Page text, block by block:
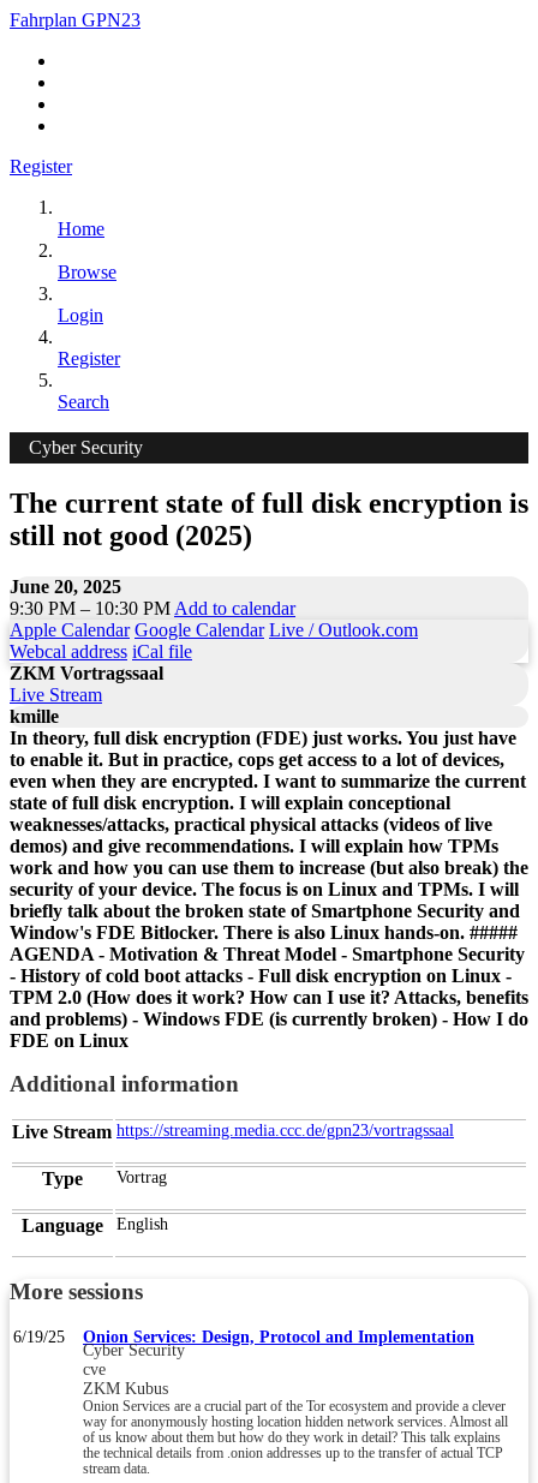
Fahrplan GPN23
Register
Home
Browse
Login
Register
Search
Cyber Security
The current state of full disk encryption is
still not good (2025)
June 20, 2025
9:30 PM – 10:30 PM Add to calendar
Apple Calendar Google Calendar Live / Outlook.com
Webcal address iCal file
ZKM Vortragssaal
Live Stream
kmille
In theory, full disk encryption (FDE) just works. You just have
to enable it. But in practice, cops get access to a lot of devices,
even when they are encrypted. I want to summarize the current
state of full disk encryption. I will explain conceptional
weaknesses/attacks, practical physical attacks (videos of live
demos) and give recommendations. I will explain how TPMs
work and how you can use them to increase (but also break) the
security of your device. The focus is on Linux and TPMs. I will
briefly talk about the broken state of Smartphone Security and
Window's FDE Bitlocker. There is also Linux hands-on. #####
AGENDA - Motivation & Threat Model - Smartphone Security
- History of cold boot attacks - Full disk encryption on Linux -
TPM 2.0 (How does it work? How can I use it? Attacks, benefits
and problems) - Windows FDE (is currently broken) - How I do
FDE on Linux
Additional information
Live Stream https://streaming.media.ccc.de/gpn23/vortragssaal
Type Vortrag
Language English
More sessions
6/19/25 Onion Services: Design, Protocol and Implementation
Cyber Security
cve
ZKM Kubus
Onion Services are a crucial part of the Tor ecosystem and provide a clever
way for anonymously hosting location hidden network services. Almost all
of us know about them but how do they work in detail? This talk explains
the technical details from .onion addresses up to the transfer of actual TCP
stream data.